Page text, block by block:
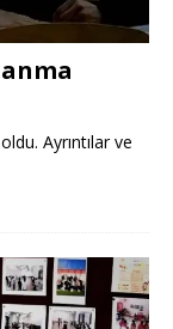
Ayrıntılar ve